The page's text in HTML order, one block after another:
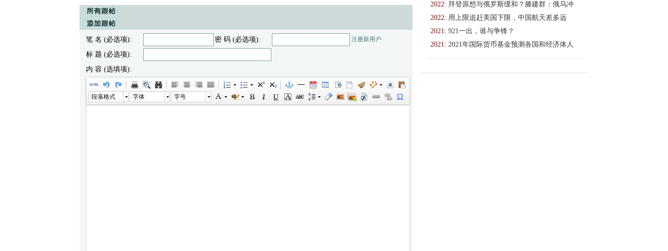
笔 名 (必选项): 密 码 (必选项): 注册新用户
标 题 (必选项):
内 容 (选填项):
段落格式 字体 字号
2022: 拜登原想与俄罗斯缓和？滕建群：俄乌冲
2022: 用上限追赶美国下限，中国航天差多远
2021: 921一出，谁与争锋？
2021: 2021年国际货币基金预测各国和经济体人